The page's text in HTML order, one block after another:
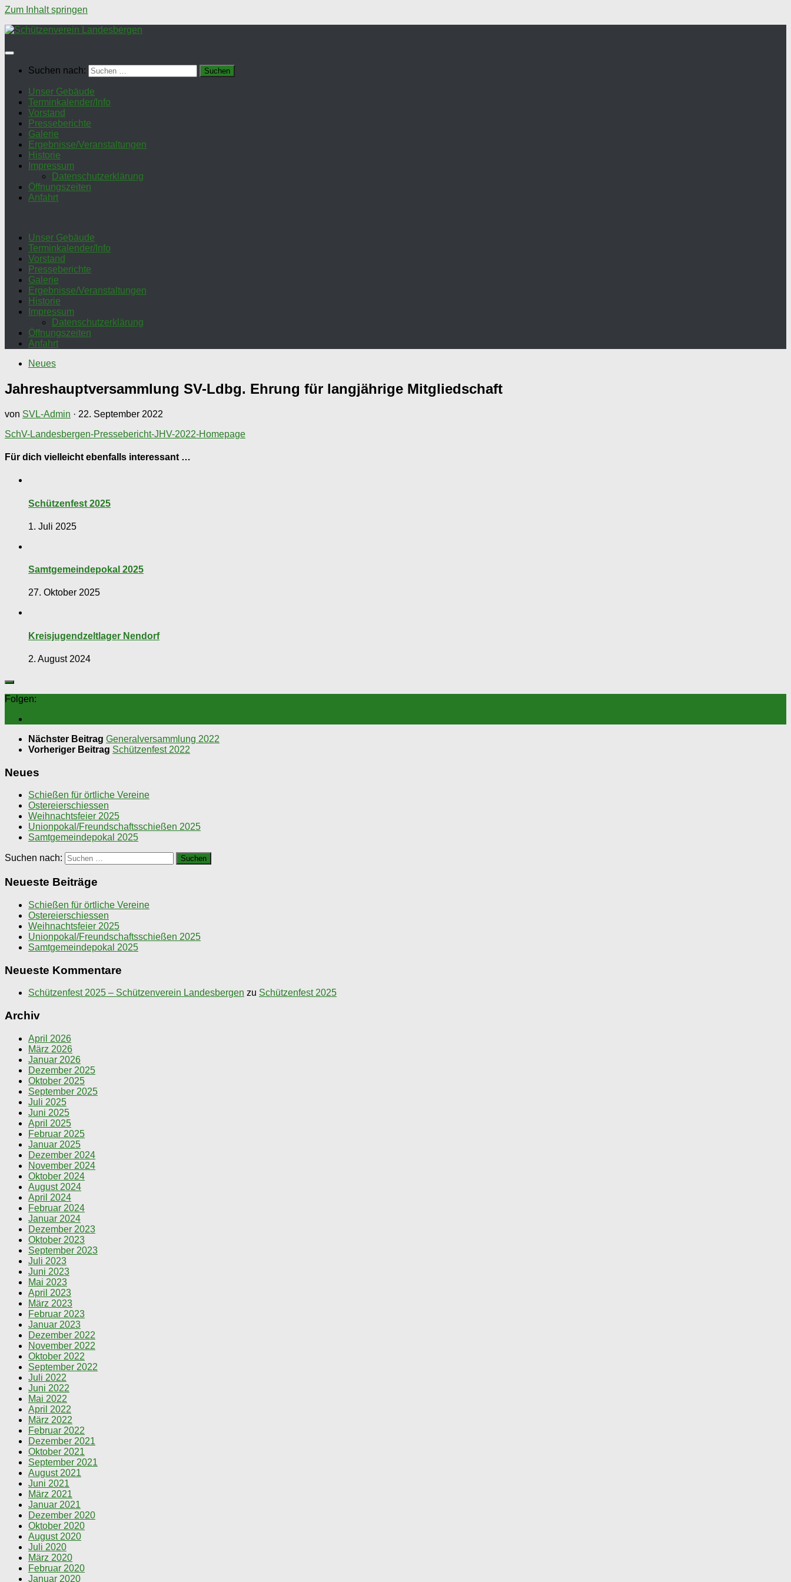
Zum Inhalt springen
Suchen nach:
Unser Gebäude
Terminkalender/Info
Vorstand
Presseberichte
Galerie
Ergebnisse/Veranstaltungen
Historie
Impressum
Datenschutzerklärung
Öffnungszeiten
Anfahrt
Unser Gebäude
Terminkalender/Info
Vorstand
Presseberichte
Galerie
Ergebnisse/Veranstaltungen
Historie
Impressum
Datenschutzerklärung
Öffnungszeiten
Anfahrt
Neues
Jahreshauptversammlung SV-Ldbg. Ehrung für langjährige Mitgliedschaft
von SVL-Admin · 22. September 2022
SchV-Landesbergen-Pressebericht-JHV-2022-Homepage
Für dich vielleicht ebenfalls interessant …
Schützenfest 2025
1. Juli 2025
Samtgemeindepokal 2025
27. Oktober 2025
Kreisjugendzeltlager Nendorf
2. August 2024
Folgen:
Nächster Beitrag Generalversammlung 2022
Vorheriger Beitrag Schützenfest 2022
Neues
Schießen für örtliche Vereine
Ostereierschiessen
Weihnachtsfeier 2025
Unionpokal/Freundschaftsschießen 2025
Samtgemeindepokal 2025
Suchen nach:
Neueste Beiträge
Schießen für örtliche Vereine
Ostereierschiessen
Weihnachtsfeier 2025
Unionpokal/Freundschaftsschießen 2025
Samtgemeindepokal 2025
Neueste Kommentare
Schützenfest 2025 – Schützenverein Landesbergen zu Schützenfest 2025
Archiv
April 2026
März 2026
Januar 2026
Dezember 2025
Oktober 2025
September 2025
Juli 2025
Juni 2025
April 2025
Februar 2025
Januar 2025
Dezember 2024
November 2024
Oktober 2024
August 2024
April 2024
Februar 2024
Januar 2024
Dezember 2023
Oktober 2023
September 2023
Juli 2023
Juni 2023
Mai 2023
April 2023
März 2023
Februar 2023
Januar 2023
Dezember 2022
November 2022
Oktober 2022
September 2022
Juli 2022
Juni 2022
Mai 2022
April 2022
März 2022
Februar 2022
Dezember 2021
Oktober 2021
September 2021
August 2021
Juni 2021
März 2021
Januar 2021
Dezember 2020
Oktober 2020
August 2020
Juli 2020
März 2020
Februar 2020
Januar 2020